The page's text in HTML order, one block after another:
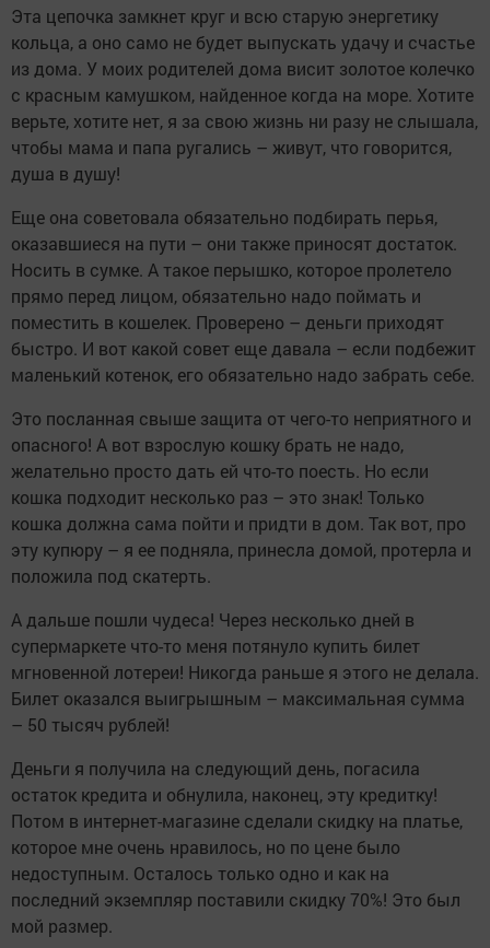
Эта цепочка замкнет круг и всю старую энергетику
кольца, а оно само не будет выпускать удачу и счастье
из дома. У моих родителей дома висит золотое колечко
с красным камушком, найденное когда на море. Хотите
верьте, хотите нет, я за свою жизнь ни разу не слышала,
чтобы мама и папа ругались – живут, что говорится,
душа в душу!
Еще она советовала обязательно подбирать перья,
оказавшиеся на пути – они также приносят достаток.
Носить в сумке. А такое перышко, которое пролетело
прямо перед лицом, обязательно надо поймать и
поместить в кошелек. Проверено – деньги приходят
быстро. И вот какой совет еще давала – если подбежит
маленький котенок, его обязательно надо забрать себе.
Это посланная свыше защита от чего-то неприятного и
опасного! А вот взрослую кошку брать не надо,
желательно просто дать ей что-то поесть. Но если
кошка подходит несколько раз – это знак! Только
кошка должна сама пойти и придти в дом. Так вот, про
эту купюру – я ее подняла, принесла домой, протерла и
положила под скатерть.
А дальше пошли чудеса! Через несколько дней в
супермаркете что-то меня потянуло купить билет
мгновенной лотереи! Никогда раньше я этого не делала.
Билет оказался выигрышным – максимальная сумма
– 50 тысяч рублей!
Деньги я получила на следующий день, погасила
остаток кредита и обнулила, наконец, эту кредитку!
Потом в интернет-магазине сделали скидку на платье,
которое мне очень нравилось, но по цене было
недоступным. Осталось только одно и как на
последний экземпляр поставили скидку 70%! Это был
мой размер.